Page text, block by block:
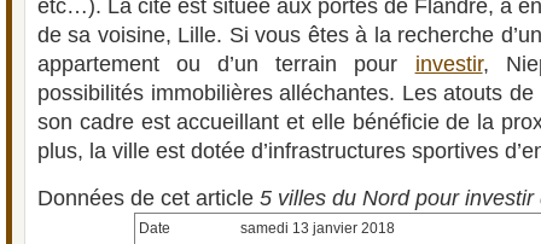
etc…). La cité est située aux portes de Flandre, à
de sa voisine, Lille. Si vous êtes à la recherche
appartement ou d’un terrain pour investir,
possibilités immobilières alléchantes. Les atouts
son cadre est accueillant et elle bénéficie de la
plus, la ville est dotée d’infrastructures sportives
Données de cet article 5 villes du Nord pour investir
Date
samedi 13 janvier 2018